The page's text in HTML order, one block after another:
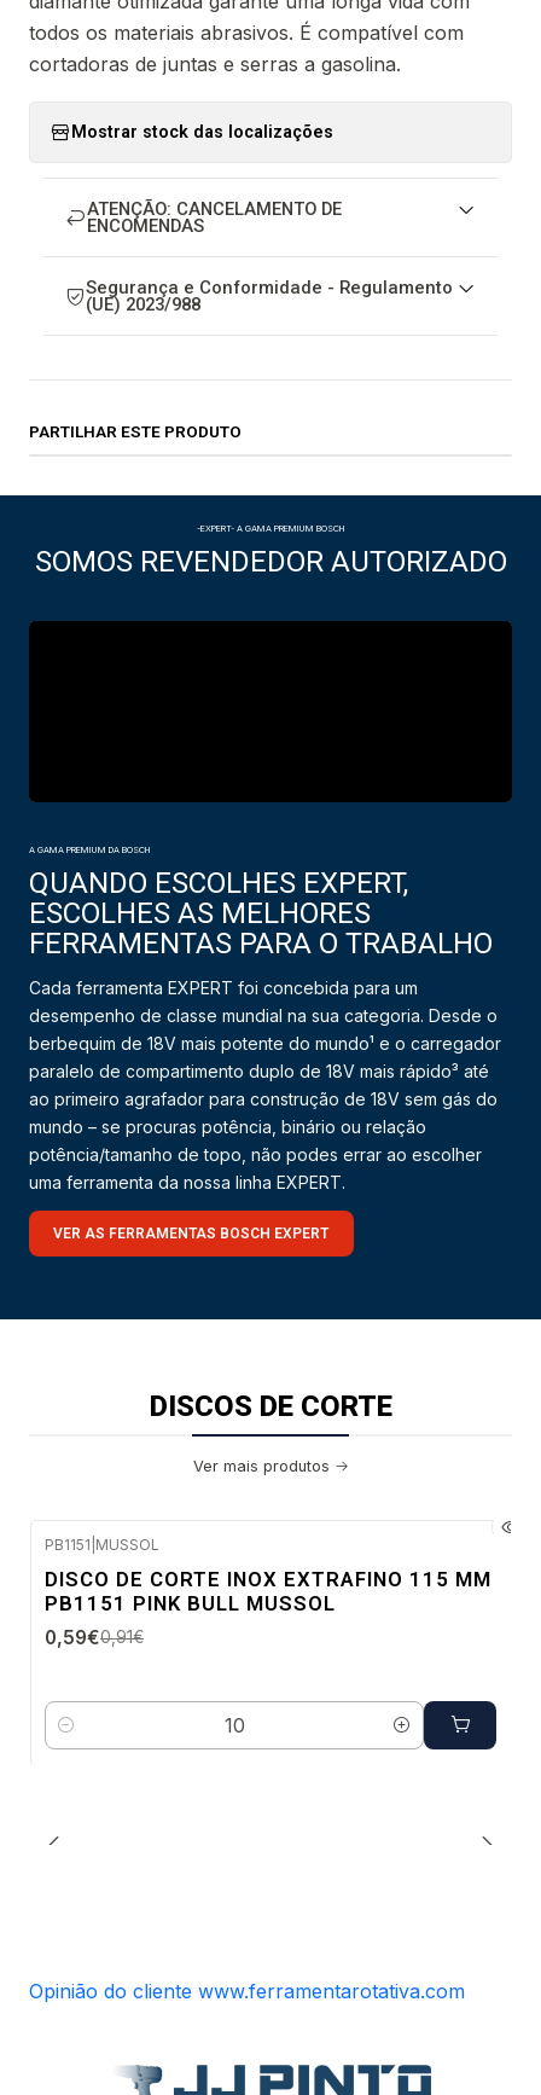
todos os materiais abrasivos. É compatível com
cortadoras de juntas e serras a gasolina.
Mostrar stock das localizações
ATENÇÃO: CANCELAMENTO DE
ENCOMENDAS
Segurança e Conformidade - Regulamento
(UE) 2023/988
PARTILHAR ESTE PRODUTO
-EXPERT- A GAMA PREMIUM BOSCH
SOMOS REVENDEDOR AUTORIZADO
A GAMA PREMIUM DA BOSCH
QUANDO ESCOLHES EXPERT,
ESCOLHES AS MELHORES
FERRAMENTAS PARA O TRABALHO
Cada ferramenta EXPERT foi concebida para um
desempenho de classe mundial na sua categoria. Desde o
berbequim de 18V mais potente do mundo¹ e o carregador
paralelo de compartimento duplo de 18V mais rápido³ até
ao primeiro agrafador para construção de 18V sem gás do
mundo – se procuras potência, binário ou relação
potência/tamanho de topo, não podes errar ao escolher
uma ferramenta da nossa linha EXPERT.
VER AS FERRAMENTAS BOSCH EXPERT
DISCOS DE CORTE
Ver mais produtos
-35%
DESC.
Envio imediato
PB1151 MUSSOL
DISCO DE CORTE INOX EXTRAFINO 115 MM
PB1151 PINK BULL MUSSOL
0,59€0,91€
Quantidade
Opinião do cliente www.ferramentarotativa.com